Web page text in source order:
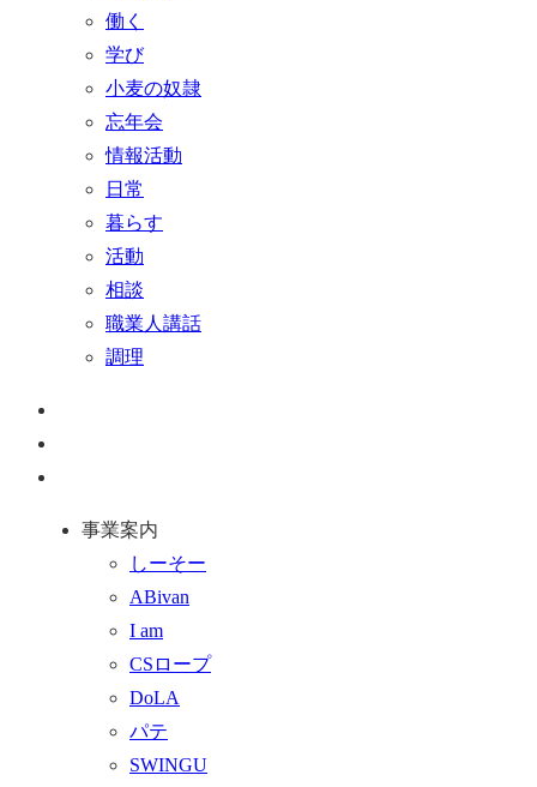
働く
学び
小麦の奴隷
忘年会
情報活動
日常
暮らす
活動
相談
職業人講話
調理
事業案内
しーそー
ABivan
I am
CSロープ
DoLA
パテ
SWINGU